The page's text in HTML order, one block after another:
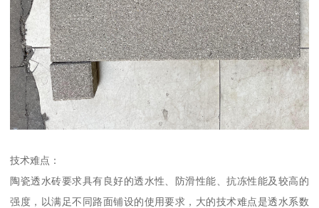
技术难点：
陶瓷透水砖要求具有良好的透水性、防滑性能、抗冻性能及较高的
强度，以满足不同路面铺设的使用要求，大的技术难点是透水系数